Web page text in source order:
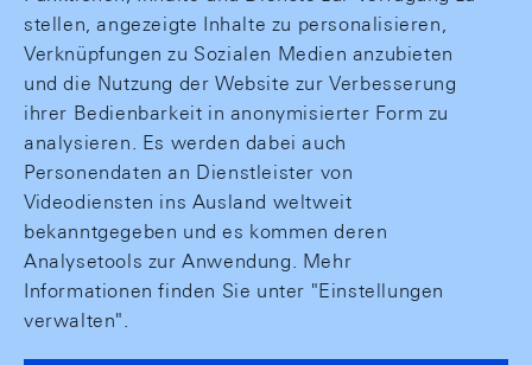
stellen, angezeigte Inhalte zu personalisieren,
Verknüpfungen zu Sozialen Medien anzubieten
und die Nutzung der Website zur Verbesserung
ihrer Bedienbarkeit in anonymisierter Form zu
analysieren. Es werden dabei auch
Personendaten an Dienstleister von
Videodiensten ins Ausland weltweit
bekanntgegeben und es kommen deren
Analysetools zur Anwendung. Mehr
Informationen finden Sie unter "Einstellungen
verwalten".